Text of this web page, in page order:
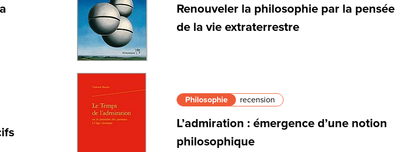
Renouveler la philosophie par la pensée
de la vie extraterrestre
Philosophie recension
L’admiration : émergence d’une notion
philosophique